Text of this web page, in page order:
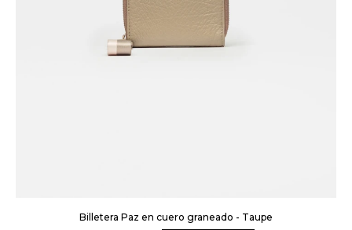
Billetera Paz en cuero graneado - Taupe